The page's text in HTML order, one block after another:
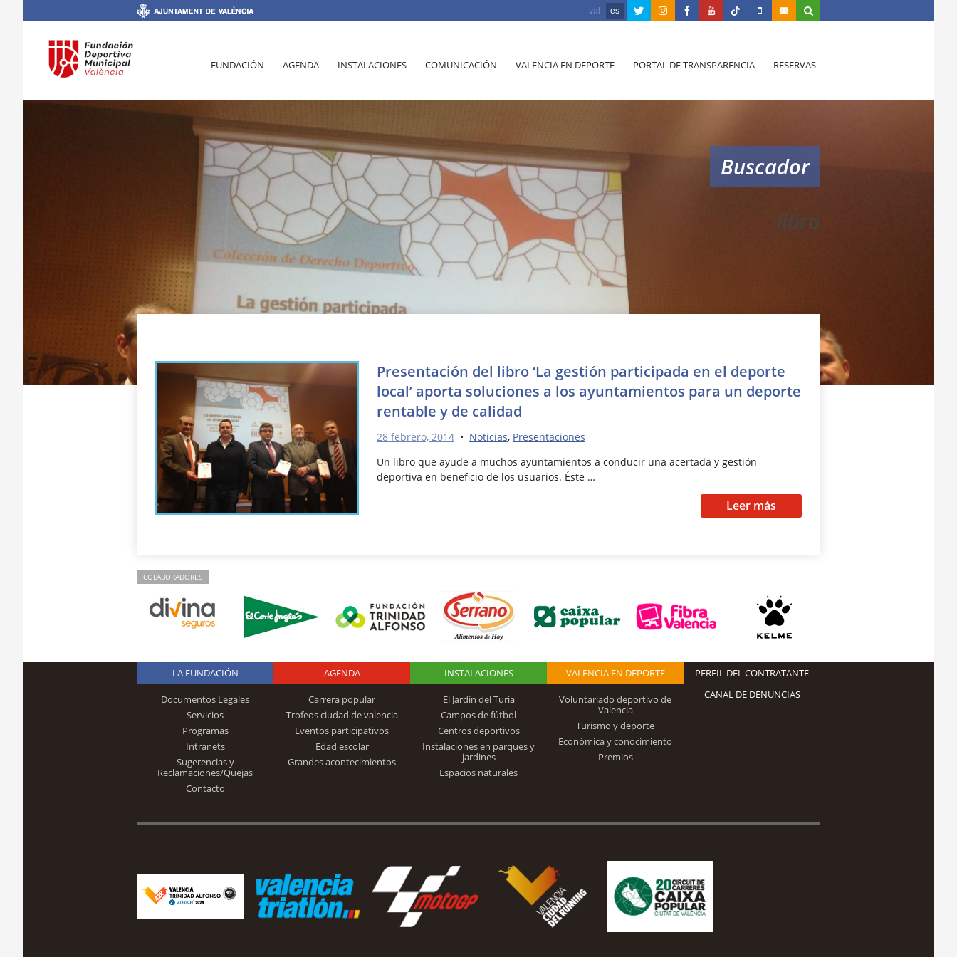
val es
FUNDACIÓN AGENDA INSTALACIONES COMUNICACIÓN VALENCIA EN DEPORTE PORTAL DE TRANSPARENCIA RESERVAS
Buscador
libro
Presentación del libro ‘La gestión participada en el deporte
local’ aporta soluciones a los ayuntamientos para un deporte
rentable y de calidad
28 febrero, 2014• Noticias, Presentaciones
Un libro que ayude a muchos ayuntamientos a conducir una acertada y gestión
deportiva en beneficio de los usuarios. Éste …
Leer más
COLABORADORES
Logo Fundación
Trinidad Alfonso
LA FUNDACIÓN
Documentos Legales
Servicios
Programas
Intranets
Sugerencias y
Reclamaciones/Quejas
Contacto
AGENDA
Carrera popular
Trofeos ciudad de valencia
Eventos participativos
Edad escolar
Grandes acontecimientos
INSTALACIONES
El Jardín del Turia
Campos de fútbol
Centros deportivos
Instalaciones en parques y
jardines
Espacios naturales
VALENCIA EN DEPORTE
Voluntariado deportivo de
Valencia
Turismo y deporte
Económica y conocimiento
Premios
PERFIL DEL CONTRATANTE
CANAL DE DENUNCIAS